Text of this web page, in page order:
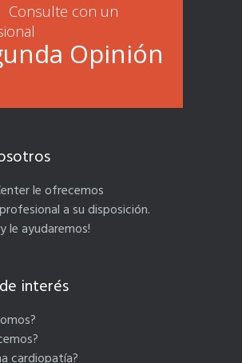
Consulte con un
Opinión
le ofrecemos
a su disposición.
le ayudaremos!
interés
cardiopatía?